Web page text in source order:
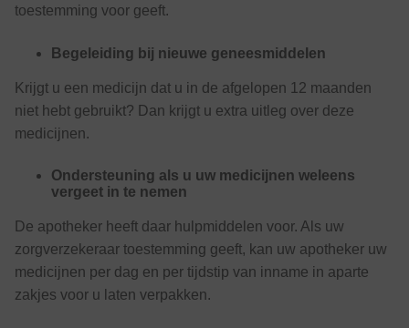
toestemming voor geeft.
Begeleiding bij nieuwe geneesmiddelen
Krijgt u een medicijn dat u in de afgelopen 12 maanden
niet hebt gebruikt? Dan krijgt u extra uitleg over deze
medicijnen.
Ondersteuning als u uw medicijnen weleens
vergeet in te nemen
De apotheker heeft daar hulpmiddelen voor. Als uw
zorgverzekeraar toestemming geeft, kan uw apotheker uw
medicijnen per dag en per tijdstip van inname in aparte
zakjes voor u laten verpakken.